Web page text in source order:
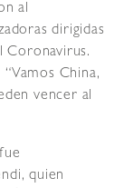
al
dirigidas
Coronavirus.
China,
vencer al
quien